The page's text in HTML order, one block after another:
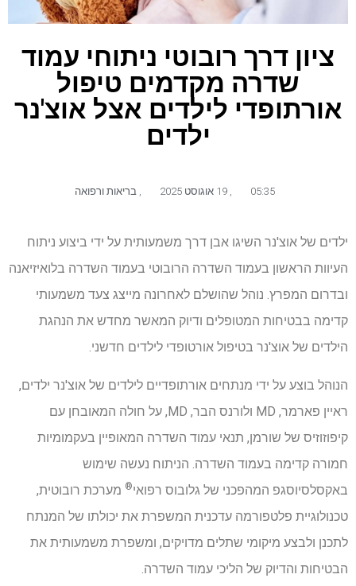
ציון דרך רובוטי ניתוחי עמוד
שדרה מקדמים טיפול
אורתופדי לילדים אצל אוצ'נר
ילדים
05:35 בריאות ורפואה
ילדים של אוצ'נר השיגו אבן דרך משמעותית על ידי ביצוע ניתוח
העיוות הראשון בעמוד השדרה הרובוטי בעמוד השדרה בלואיזיאנה
ובדרום המפרץ. נוהל שהושלם לאחרונה מייצג צעד משמעותי
קדימה בבטיחות המטופלים ודיוק המאשר מחדש את הנהגת
הילדים של אוצ'נר בטיפול אורטופדי לילדים חדשני.
הנוהל בוצע על ידי מנתחים אורתופדיים לילדים של אוצ'נר ילדים,
ראיין פארמר, MD ולורנס הבר, MD, על חולה המאובחן עם
קיפוזוזיס של שורמן, תנאי עמוד השדרה המאופיין בעקמומיות
חמורה קדימה בעמוד השדרה. הניתוח נעשה שימוש
באקסלסיוסגפ המהפכני של גלובוס רפואי® מערכת רובוטית,
טכנולוגיית פלטפורמה עדכנית המשפרת את יכולתו של המנתח
לתכנן ולבצע מיקומי שתלים מדויקים, ומשפרת משמעותית את
הבטיחות והדיוק של הליכי עמוד השדרה.